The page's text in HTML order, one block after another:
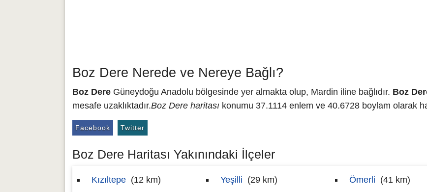
Boz Dere Nerede ve Nereye Bağlı?
Boz Dere Güneydoğu Anadolu bölgesinde yer almakta olup, Mardin iline bağlıdır. Boz
mesafe uzaklıktadır.Boz Dere haritası konumu 37.1114 enlem ve 40.6728 boylam olarak
Facebook Twitter
Boz Dere Haritası Yakınındaki İlçeler
Kızıltepe (12 km)
Yeşilli (29 km)
Ömerli (41 km)